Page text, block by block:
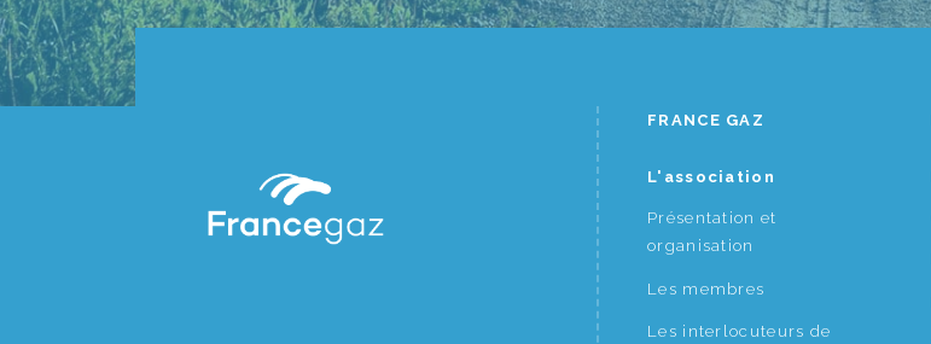
FRANCE GAZ
L'association
Présentation et
organisation
Les membres
Les interlocuteurs de